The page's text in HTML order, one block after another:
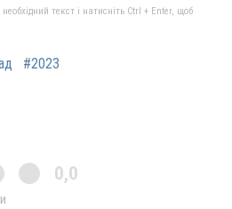
текст і натисніть Ctrl + Enter, щоб
#2023
0,0